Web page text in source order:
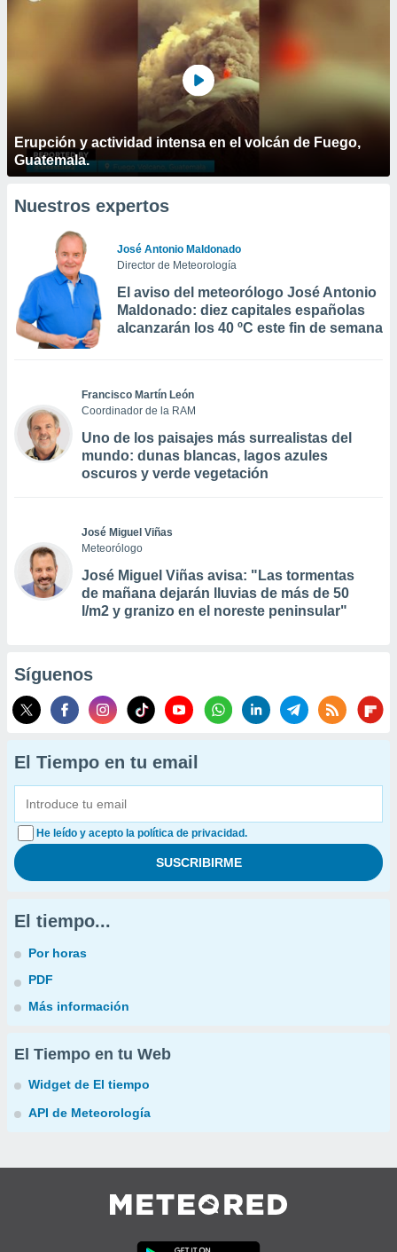
Erupción y actividad intensa en el volcán de Fuego,
Guatemala.
Nuestros expertos
José Antonio Maldonado
Director de Meteorología
El aviso del meteorólogo José Antonio
Maldonado: diez capitales españolas
alcanzarán los 40 ºC este fin de semana
Francisco Martín León
Coordinador de la RAM
Uno de los paisajes más surrealistas del
mundo: dunas blancas, lagos azules
oscuros y verde vegetación
José Miguel Viñas
Meteorólogo
José Miguel Viñas avisa: "Las tormentas
de mañana dejarán lluvias de más de 50
l/m2 y granizo en el noreste peninsular"
Síguenos
El Tiempo en tu email
He leído y acepto la política de privacidad.
El tiempo...
Por horas
PDF
Más información
El Tiempo en tu Web
Widget de El tiempo
API de Meteorología